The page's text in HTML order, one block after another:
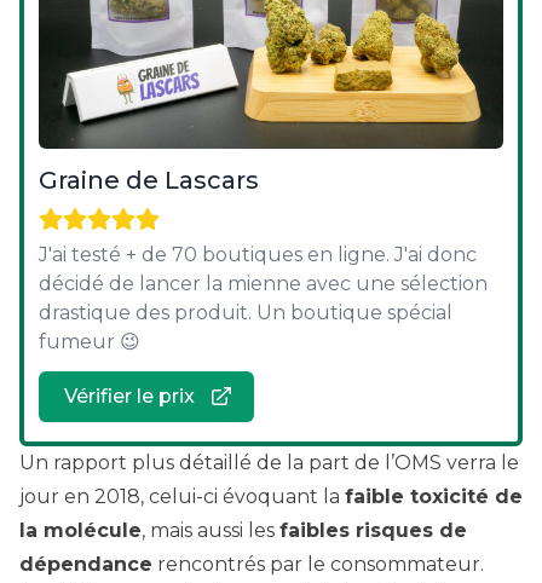
Graine de Lascars
J'ai testé + de 70 boutiques en ligne. J'ai donc
décidé de lancer la mienne avec une sélection
drastique des produit. Un boutique spécial
fumeur 😉
Vérifier le prix
Un rapport plus détaillé de la part de l’OMS verra le
jour en 2018, celui-ci évoquant la faible toxicité de
la molécule, mais aussi les faibles risques de
dépendance rencontrés par le consommateur.